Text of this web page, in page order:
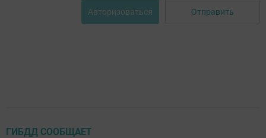
Авторизоваться Отправить
ГИБДД СООБЩАЕТ